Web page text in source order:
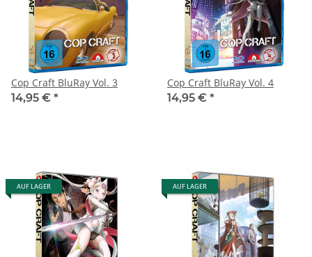
Cop Craft BluRay Vol. 3
14,95 € *
Cop Craft BluRay Vol. 4
14,95 € *
AUF LAGER AUF LAGER